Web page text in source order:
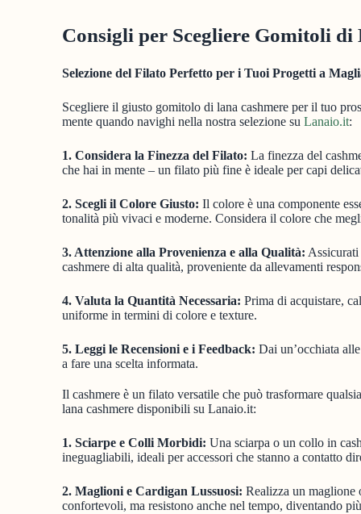
Consigli per Scegliere Gomitoli di
Selezione del Filato Perfetto per i Tuoi Progetti a
Scegliere il giusto gomitolo di lana cashmere per il tuo
mente quando navighi nella nostra selezione suLanaio.it:
1. Considera la Finezza del Filato: La finezza del
che hai in mente – un filato più fine è ideale per capi
2. Scegli il Colore Giusto: Il colore è una componente
tonalità più vivaci e moderne. Considera il colore che
3. Attenzione alla Provenienza e alla Qualità:
cashmere di alta qualità, proveniente da allevamenti
4. Valuta la Quantità Necessaria: Prima di acquistare,
uniforme in termini di colore e texture.
5. Leggi le Recensioni e i Feedback: Dai un’occhiata
a fare una scelta informata.
Il cashmere è un filato versatile che può trasformare
lana cashmere disponibili su Lanaio.it:
1. Sciarpe e Colli Morbidi: Una sciarpa o un collo in
ineguagliabili, ideali per accessori che stanno a contatto
2. Maglioni e Cardigan Lussuosi: Realizza un maglione
confortevoli, ma resistono anche nel tempo, diventando